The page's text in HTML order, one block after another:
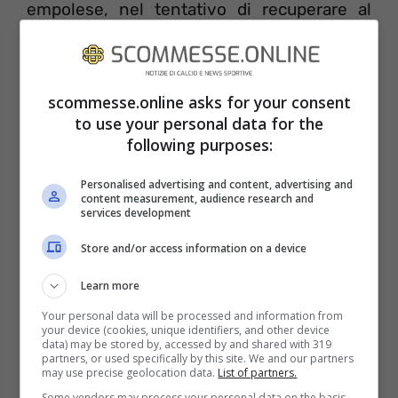
empolese, nel tentativo di recuperare al
posizione, cade a terra. Il perché è subito
spiegato: Keita, da dietro, prima lo strattona
e poi lo spinge. Il Var interviene, chiama al
monitor Banti che non può far altro che
annullare il gol ed ammonire per la seconda
volta Keita. Il risultato resta 2-1, con l’Inter
ridotta in dieci. I 5 minuti sono scaduti
abbondantemente, ma Banti lascia
proseguire.
scommesse.online asks for your consent
to use your personal data for the
following purposes:
Personalised advertising and content, advertising and
content measurement, audience research and
services development
Store and/or access information on a device
Learn more
Your personal data will be processed and information from
your device (cookies, unique identifiers, and other device
data) may be stored by, accessed by and shared with 319
partners, or used specifically by this site. We and our partners
may use precise geolocation data. List of partners.